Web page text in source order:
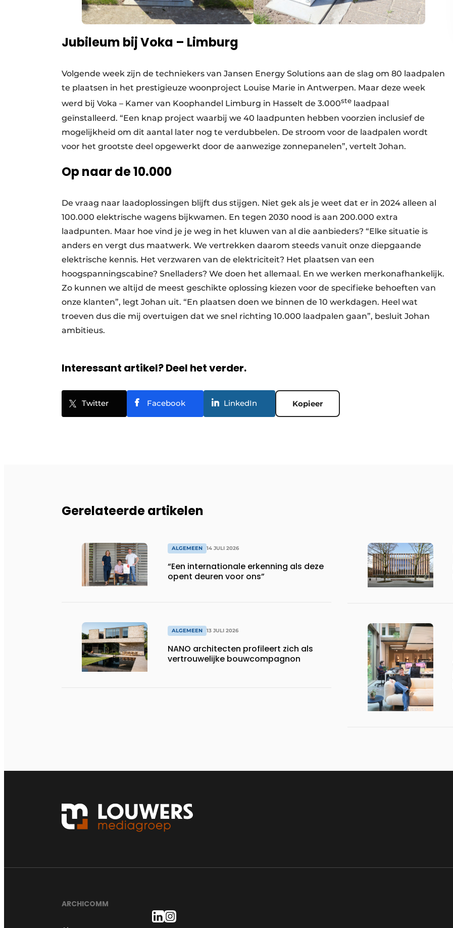
Jubileum bij Voka – Limburg
Volgende week zijn de techniekers van Jansen Energy Solutions aan de slag om 80 laadpalen
te plaatsen in het prestigieuze woonproject Louise Marie in Antwerpen. Maar deze week
werd bij Voka – Kamer van Koophandel Limburg in Hasselt de 3.000ste laadpaal
geïnstalleerd. “Een knap project waarbij we 40 laadpunten hebben voorzien inclusief de
mogelijkheid om dit aantal later nog te verdubbelen. De stroom voor de laadpalen wordt
voor het grootste deel opgewerkt door de aanwezige zonnepanelen”, vertelt Johan.
Op naar de 10.000
De vraag naar laadoplossingen blijft dus stijgen. Niet gek als je weet dat er in 2024 alleen al
100.000 elektrische wagens bijkwamen. En tegen 2030 nood is aan 200.000 extra
laadpunten. Maar hoe vind je je weg in het kluwen van al die aanbieders? “Elke situatie is
anders en vergt dus maatwerk. We vertrekken daarom steeds vanuit onze diepgaande
elektrische kennis. Het verzwaren van de elektriciteit? Het plaatsen van een
hoogspanningscabine? Snelladers? We doen het allemaal. En we werken merkonafhankelijk.
Zo kunnen we altijd de meest geschikte oplossing kiezen voor de specifieke behoeften van
onze klanten”, legt Johan uit. “En plaatsen doen we binnen de 10 werkdagen. Heel wat
troeven dus die mij overtuigen dat we snel richting 10.000 laadpalen gaan”, besluit Johan
ambitieus.
Interessant artikel? Deel het verder.
Twitter Facebook LinkedIn Kopieer
Gerelateerde artikelen
ALGEMEEN 14 JULI 2026
“Een internationale erkenning als deze
opent deuren voor ons”
ALGEMEEN 13 JULI 2026
NANO architecten profileert zich als
vertrouwelijke bouwcompagnon
ARCHICOMM